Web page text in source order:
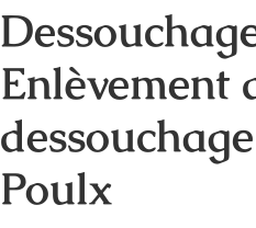
Enlèvement
Poulx